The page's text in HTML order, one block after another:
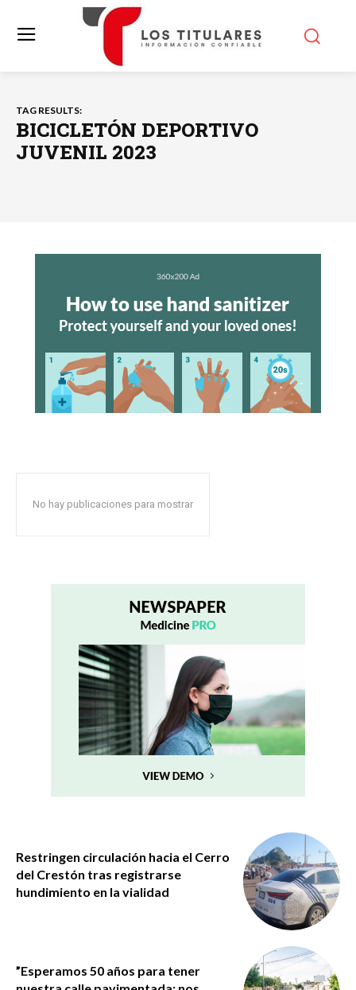
TAG RESULTS:
BICICLETÓN DEPORTIVO
JUVENIL 2023
No hay publicaciones para mostrar
Restringen circulación hacia el Cerro
del Crestón tras registrarse
hundimiento en la vialidad
”Esperamos 50 años para tener